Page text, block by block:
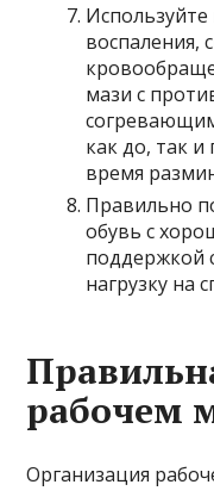
воспаления,
мази с
как до, так
время
Правильно
обувь с
поддержкой
нагрузку на
рабочем
Организация